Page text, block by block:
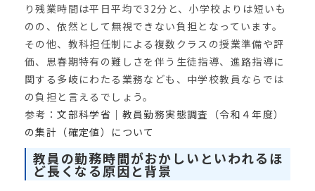
り残業時間は平日平均で32分と、小学校よりは短いも
のの、依然として無視できない負担となっています。
その他、教科担任制による複数クラスの授業準備や評
価、思春期特有の難しさを伴う生徒指導、進路指導に
関する多岐にわたる業務なども、中学校教員ならでは
の負担と言えるでしょう。
参考：文部科学省｜教員勤務実態調査（令和４年度）
の集計（確定値）について
教員の勤務時間がおかしいといわれるほ
ど長くなる原因と背景